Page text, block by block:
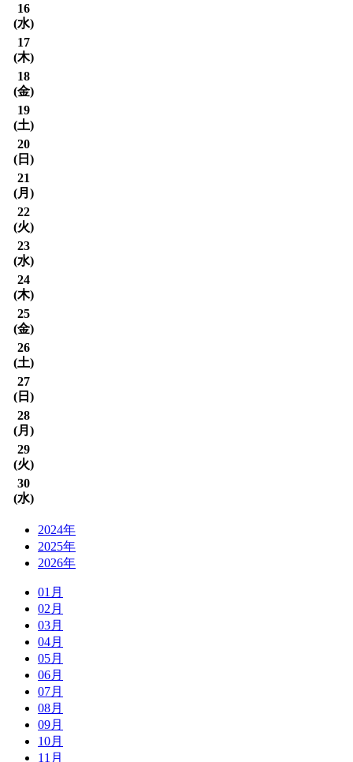
16
(水)
17
(木)
18
(金)
19
(土)
20
( 日 )
21
(月 )
22
(火)
23
(水)
24
(木)
25
(金)
26
(土)
27
( 日 )
28
(月 )
29
(火)
30
(水)
2024年
2025年
2026年
01月
02月
03月
04月
05月
06月
07月
08月
09月
10月
11月